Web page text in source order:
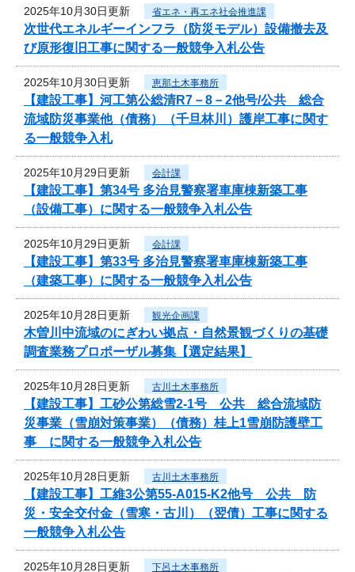
2025年10月30日更新 省エネ・再エネ社会推進課
次世代エネルギーインフラ（防災モデル）設備撤去及
び原形復旧工事に関する一般競争入札公告
2025年10月30日更新 恵那土木事務所
【建設工事】河工第公総清R7－8－2他号/公共 総合
流域防災事業他（債務）（千旦林川）護岸工事に関す
る一般競争入札
2025年10月29日更新 会計課
【建設工事】第34号 多治見警察署車庫棟新築工事
（設備工事）に関する一般競争入札公告
2025年10月29日更新 会計課
【建設工事】第33号 多治見警察署車庫棟新築工事
（建築工事）に関する一般競争入札公告
2025年10月28日更新 観光企画課
木曽川中流域のにぎわい拠点・自然景観づくりの基礎
調査業務プロポーザル募集【選定結果】
2025年10月28日更新 古川土木事務所
【建設工事】工砂公第総雪2-1号 公共 総合流域防
災事業（雪崩対策事業）（債務）桂上1雪崩防護壁工
事 に関する一般競争入札公告
2025年10月28日更新 古川土木事務所
【建設工事】工維3公第55-A015-K2他号 公共 防
災・安全交付金（雪寒・古川）（翌債）工事に関する
一般競争入札公告
2025年10月28日更新 下呂土木事務所